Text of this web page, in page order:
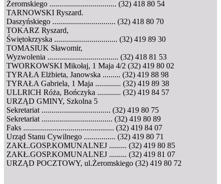
Żeromskiego .................................. (32) 418 80 54
TARNOWSKI Ryszard.
Daszyńskiego ................................ (32) 418 80 70
TOKARZ Ryszard,
Świętokrzyska ................................ (32) 419 89 30
TOMASIUK Sławomir,
Wyzwolenia .................................... (32) 418 81 53
TWORKOWSKI Mikołaj, 1 Maja 4/2 (32) 419 80 02
TYRAŁA Elżbieta, Janowska ......... (32) 419 88 98
TYRAŁA Gabriela, 1 Maja ............. (32) 419 89 38
ULLRICH Róża, Bończyka ............ (32) 419 84 57
URZĄD GMINY, Szkolna 5
Sekretariat ................................... (32) 419 80 75
Sekretariat .................................... (32) 419 80 89
Faks .............................................. (32) 419 84 07
Urząd Stanu Cywilnego ................ (32) 419 80 71
ZAKŁ.GOSP.KOMUNALNEJ ......... (32) 419 80 85
ZAKŁ.GOSP.KOMUNALNEJ ......... (32) 419 81 07
URZĄD POCZTOWY, ul.Żeromskiego (32) 419 80 72